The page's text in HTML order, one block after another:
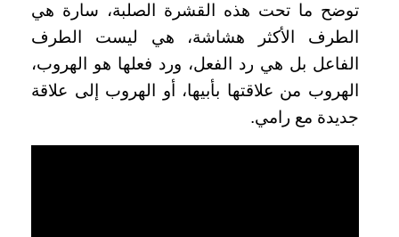
توضح ما تحت هذه القشرة الصلبة، سارة هي
الطرف الأكثر هشاشة، هي ليست الطرف
الفاعل بل هي رد الفعل، ورد فعلها هو الهروب،
الهروب من علاقتها بأبيها، أو الهروب إلى علاقة
جديدة مع رامي.